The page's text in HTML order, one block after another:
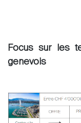
Focus sur les
genevois